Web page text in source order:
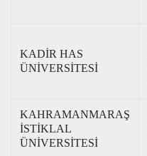
KADİR HAS
ÜNİVERSİTESİ
KAHRAMANMARAŞ
İSTİKLAL
ÜNİVERSİTESİ